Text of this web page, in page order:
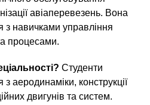
школы
авіаперевезень. Вона
з навичками управління
процесами.
Студенти
аеродинаміки, конструкції
двигунів та систем.